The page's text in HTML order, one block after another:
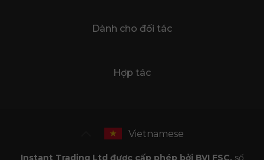
Dành cho đối tác
Hợp tác
Vietnamese
Instant Trading Ltd được cấp phép bởi BVI FSC, số